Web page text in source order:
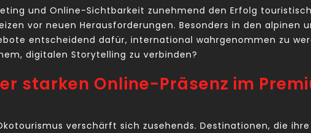
und Online-Sichtbarkeit zunehmend den Erfolg
vor neuen Herausforderungen. Besonders in den alpinen
entscheidend dafür, international wahrgenommen zu
digitalen Storytelling zu verbinden?
starken Online-Präsenz im
verschärft sich zusehends. Destinationen, die